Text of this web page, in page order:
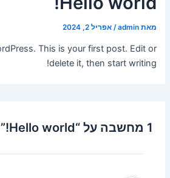
מאתadmin
/אפריל 2, 2024
This is your first post. Edit or
delete it, then start writing!
1 מחשבה על “Hello world!”